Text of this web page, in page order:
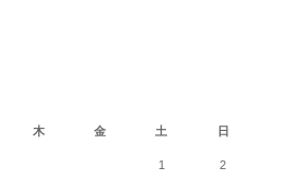
木 金 土 日
1 2